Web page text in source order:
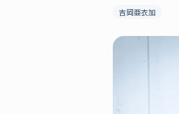
吉岡亜衣加